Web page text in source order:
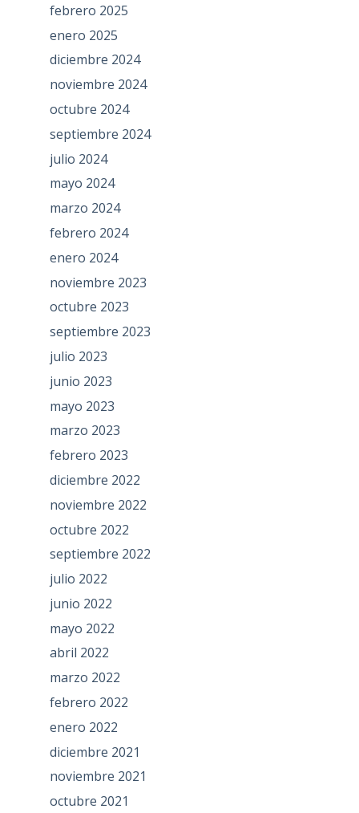
febrero 2025
enero 2025
diciembre 2024
noviembre 2024
octubre 2024
septiembre 2024
julio 2024
mayo 2024
marzo 2024
febrero 2024
enero 2024
noviembre 2023
octubre 2023
septiembre 2023
julio 2023
junio 2023
mayo 2023
marzo 2023
febrero 2023
diciembre 2022
noviembre 2022
octubre 2022
septiembre 2022
julio 2022
junio 2022
mayo 2022
abril 2022
marzo 2022
febrero 2022
enero 2022
diciembre 2021
noviembre 2021
octubre 2021